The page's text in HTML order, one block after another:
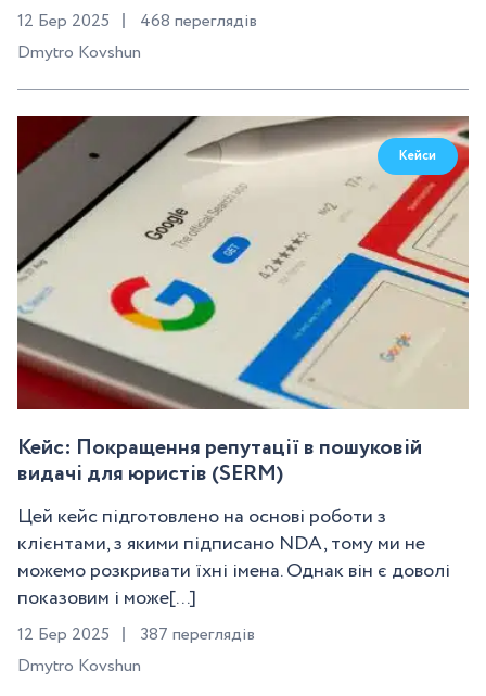
12 Бер 2025
468 переглядів
Dmytro Kovshun
Кейси
Кейс: Покращення репутації в пошуковій
видачі для юристів (SERM)
Цей кейс підготовлено на основі роботи з
клієнтами, з якими підписано NDA, тому ми не
можемо розкривати їхні імена. Однак він є доволі
показовим і може[...]
12 Бер 2025
387 переглядів
Dmytro Kovshun